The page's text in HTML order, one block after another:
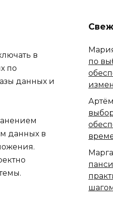
в
по
данных и
данных в
по